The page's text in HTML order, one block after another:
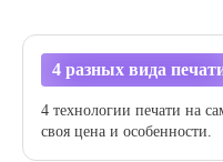
4 разных вида
4 технологии печати на
своя цена и особенности.